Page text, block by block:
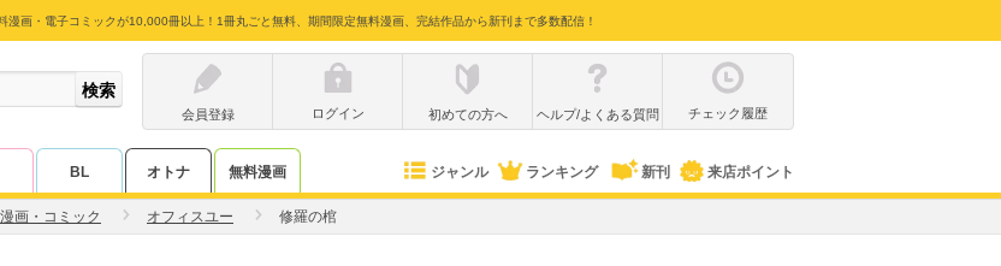
漫画・電子コミックが10,000冊以上！1冊丸ごと無料、期間限定無料漫画、完結作品から新刊まで多数配信！
会員登録
ログイン 初めての方へ ヘルプ/よくある質問 チェック履歴
BL オトナ 無料漫画 ジャンル ランキング 新刊 来店ポイント
画・コミック オフィスユー 修羅の棺